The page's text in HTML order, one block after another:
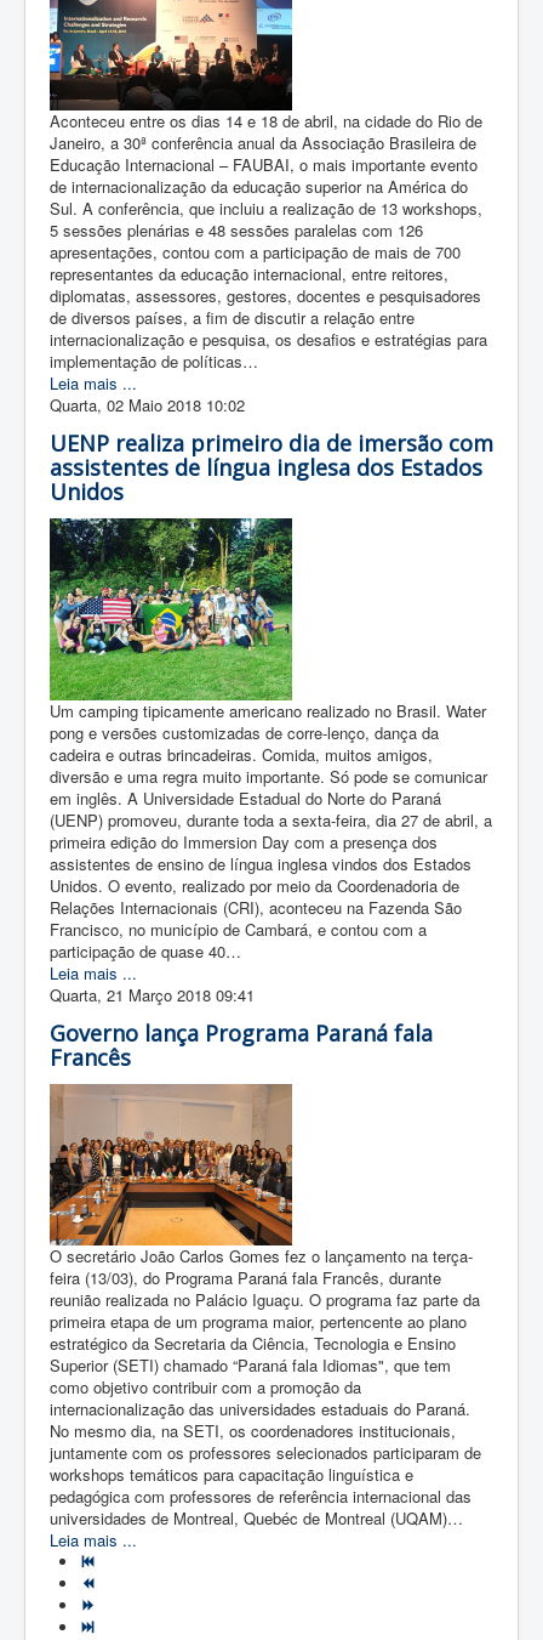
Aconteceu entre os dias 14 e 18 de abril, na cidade do Rio de
Janeiro, a 30ª conferência anual da Associação Brasileira de
Educação Internacional – FAUBAI, o mais importante evento
de internacionalização da educação superior na América do
Sul. A conferência, que incluiu a realização de 13 workshops,
5 sessões plenárias e 48 sessões paralelas com 126
apresentações, contou com a participação de mais de 700
representantes da educação internacional, entre reitores,
diplomatas, assessores, gestores, docentes e pesquisadores
de diversos países, a fim de discutir a relação entre
internacionalização e pesquisa, os desafios e estratégias para
implementação de políticas…
Leia mais ...
Quarta, 02 Maio 2018 10:02
UENP realiza primeiro dia de imersão com
assistentes de língua inglesa dos Estados
Unidos
Um camping tipicamente americano realizado no Brasil. Water
pong e versões customizadas de corre-lenço, dança da
cadeira e outras brincadeiras. Comida, muitos amigos,
diversão e uma regra muito importante. Só pode se comunicar
em inglês. A Universidade Estadual do Norte do Paraná
(UENP) promoveu, durante toda a sexta-feira, dia 27 de abril, a
primeira edição do Immersion Day com a presença dos
assistentes de ensino de língua inglesa vindos dos Estados
Unidos. O evento, realizado por meio da Coordenadoria de
Relações Internacionais (CRI), aconteceu na Fazenda São
Francisco, no município de Cambará, e contou com a
participação de quase 40…
Leia mais ...
Quarta, 21 Março 2018 09:41
Governo lança Programa Paraná fala
Francês
O secretário João Carlos Gomes fez o lançamento na terça-
feira (13/03), do Programa Paraná fala Francês, durante
reunião realizada no Palácio Iguaçu. O programa faz parte da
primeira etapa de um programa maior, pertencente ao plano
estratégico da Secretaria da Ciência, Tecnologia e Ensino
Superior (SETI) chamado “Paraná fala Idiomas", que tem
como objetivo contribuir com a promoção da
internacionalização das universidades estaduais do Paraná.
No mesmo dia, na SETI, os coordenadores institucionais,
juntamente com os professores selecionados participaram de
workshops temáticos para capacitação linguística e
pedagógica com professores de referência internacional das
universidades de Montreal, Quebéc de Montreal (UQAM)…
Leia mais ...